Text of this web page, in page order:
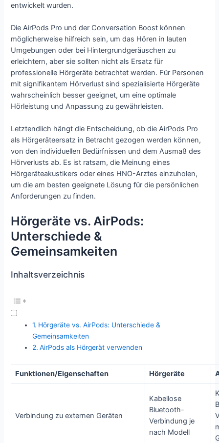
entwickelt wurden.
Die AirPods Pro und der Conversation Boost können
möglicherweise hilfreich sein, um das Hören in lauten
Umgebungen oder bei Hintergrundgeräuschen zu
erleichtern, aber sie sollten nicht als Ersatz für
professionelle Hörgeräte betrachtet werden. Für Personen
mit signifikantem Hörverlust sind spezialisierte Hörgeräte
wahrscheinlich besser geeignet, um eine optimale
Hörleistung und Anpassung zu gewährleisten.
Letztendlich hängt die Entscheidung, ob die AirPods Pro
als Hörgeräteersatz in Betracht gezogen werden können,
von den individuellen Bedürfnissen und dem Ausmaß des
Hörverlusts ab. Es ist ratsam, die Meinung eines
Hörgeräteakustikers oder eines HNO-Arztes einzuholen,
um die am besten geeignete Lösung für die persönlichen
Anforderungen zu finden.
Hörgeräte vs. AirPods:
Unterschiede &
Gemeinsamkeiten
Inhaltsverzeichnis
Hörgeräte vs. AirPods: Unterschiede &
Gemeinsamkeiten
AirPods als Hörgerät verwenden
Funktionen/Eigenschaften Hörgeräte
Verbindung zu externen Geräten
Kabellose
Bluetooth-
Verbindung je
nach Modell